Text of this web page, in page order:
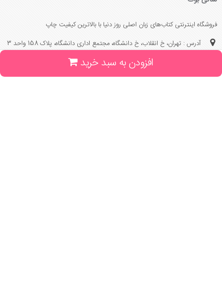
افزودن به سبد خرید
فروشگاه اینترنتی کتاب‌های زبان اصلی روز دنیا با بالاترین کیفیت چاپ
آدرس : تهران، خ انقلاب، خ دانشگاه، مجتمع اداری دانشگاه، پلاک 158 واحد 3
تماس حاصل فرمایید)